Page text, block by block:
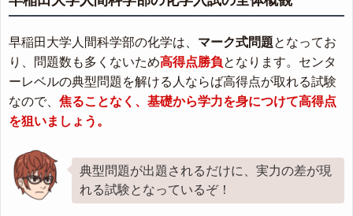
早稲田大学人間科学部の化学は、 マーク式問題となってお
り、問題数も多くないため高得点勝負となります。センタ
ーレベルの典型問題を解ける人ならば高得点が取れる試験
なので、 焦ることなく、基礎から学力を身につけて高得点
を狙いましょう。
典型問題が出題されるだけに、実力の差が現
れる試験となっているぞ！